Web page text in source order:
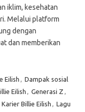
iklim, kesehatan
Melalui platform
dengan
dan memberikan
Eilish , Dampak sosial
Eilish , Generasi Z ,
Karier Billie Eilish , Lagu